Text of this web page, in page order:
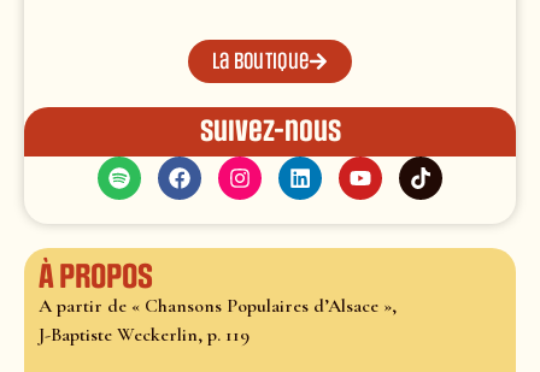
La boutique
Suivez-nous
À propos
A partir de « Chansons Populaires d’Alsace »,
J-Baptiste Weckerlin, p. 119